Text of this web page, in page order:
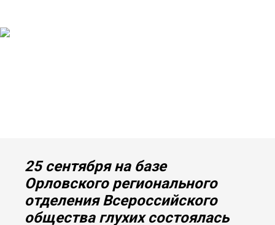
25 сентября на базе
Орловского регионального
отделения Всероссийского
общества глухих состоялась